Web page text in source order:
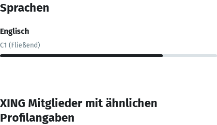
Sprachen
Englisch
C1 (Fließend)
XING Mitglieder mit ähnlichen
Profilangaben